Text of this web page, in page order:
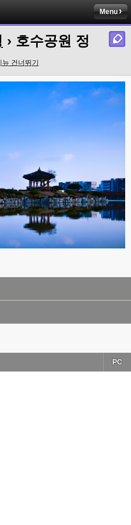
Menu
› 호수공원 정
뉴 건너뛰기
PC